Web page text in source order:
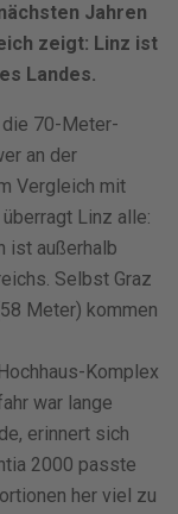
Jahren
zeigt: Linz ist
Landes.
70-Meter-
an der
Vergleich mit
Linz alle:
ist außerhalb
Selbst Graz
Meter) kommen
Komplex
war lange
erinnert sich
2000 passte
her viel zu